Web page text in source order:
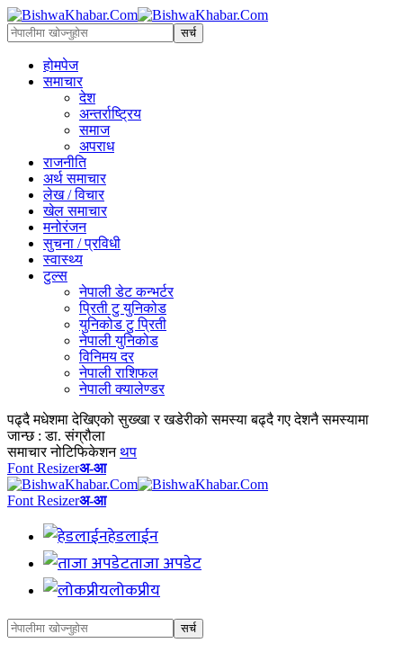
होमपेज
समाचार
देश
अन्तर्राष्ट्रिय
समाज
अपराध
राजनीति
अर्थ समाचार
लेख / विचार
खेल समाचार
मनोरंजन
सुचना / प्रविधी
स्वास्थ्य
टुल्स
नेपाली डेट कन्भर्टर
प्रिती टु युनिकोड
युनिकोड टु प्रिती
नेपाली युनिकोड
विनिमय दर
नेपाली राशिफल
नेपाली क्यालेण्डर
पढ्दै मधेशमा देखिएको सुख्खा र खडेरीको समस्या बढ्दै गए देशनै समस्यामा
जान्छ : डा. संग्रौला
समाचार नोटिफिकेशन थप
Font Resizerअ-आ
Font Resizerअ-आ
हेडलाईन
ताजा अपडेट
लोकप्रीय